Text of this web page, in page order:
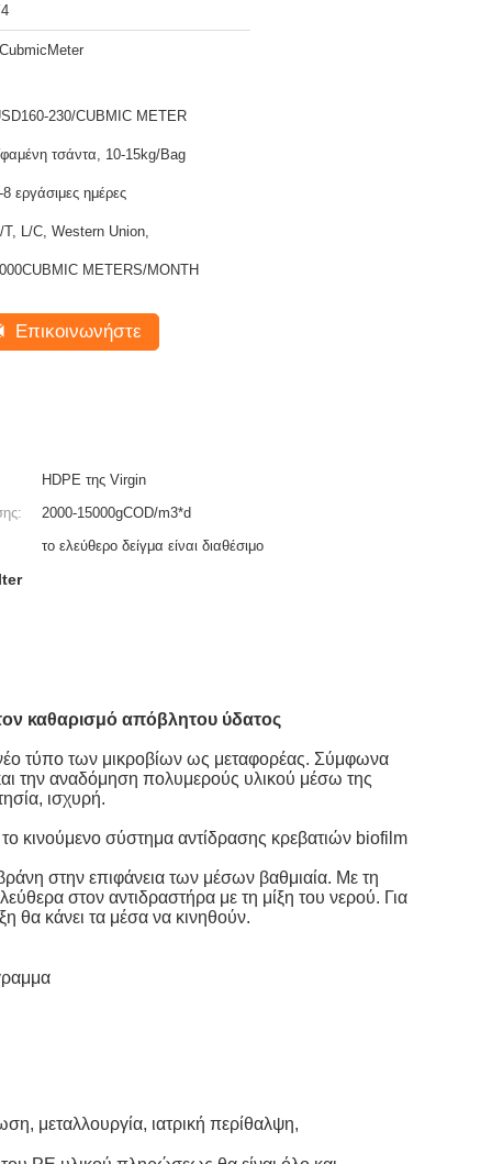
230/CUBMIC METER
τσάντα, 10-15kg/Bag
8 εργάσιμες ημέρες
T, L/C, Western Union,
METERS/MONTH
Επικοινωνήστε
HDPE της Virgin
2000-15000gCOD/m3*d
το ελεύθερο δείγμα είναι διαθέσιμο
καθαρισμό απόβλητου ύδατος
τύπο των μικροβίων ως μεταφορέας. Σύμφωνα
την αναδόμηση πολυμερούς υλικού μέσω της
ισχυρή.
κινούμενο σύστημα αντίδρασης κρεβατιών biofilm
στην επιφάνεια των μέσων βαθμιαία. Με τη
στον αντιδραστήρα με τη μίξη του νερού. Για
θα κάνει τα μέσα να κινηθούν.
μεταλλουργία, ιατρική περίθαλψη,